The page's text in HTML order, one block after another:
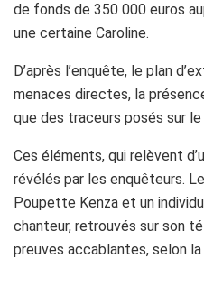
de fonds de 350 000 euros
une certaine Caroline.
D’après l’enquête, le plan
menaces directes, la
que des traceurs posés sur le
Ces éléments, qui relèvent
révélés par les enquêteurs.
Poupette Kenza et un
chanteur, retrouvés sur son
preuves accablantes, selon